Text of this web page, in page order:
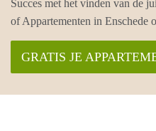
Succes met het vinden van de
of Appartementen in Enschede
GRATIS JE